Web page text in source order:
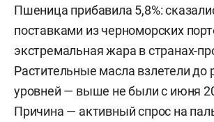
Пшеница прибавила 5,8%:
поставками из черноморских
экстремальная жара в странах-
Растительные масла взлетели до
уровней — выше не были с июня
Причина — активный спрос на